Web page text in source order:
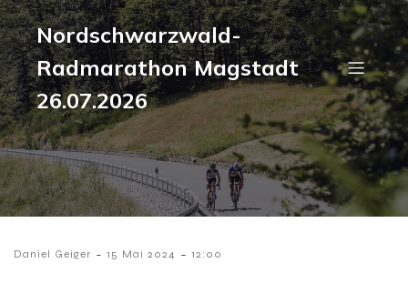
Nordschwarzwald-
Radmarathon Magstadt
26.07.2026
Daniel Geiger - 15 Mai 2024 - 12:00